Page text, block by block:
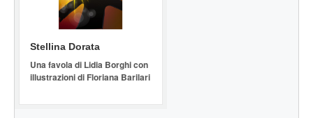
Stellina Dorata
Una favola di Lidia Borghi con
illustrazioni di Floriana Barilari